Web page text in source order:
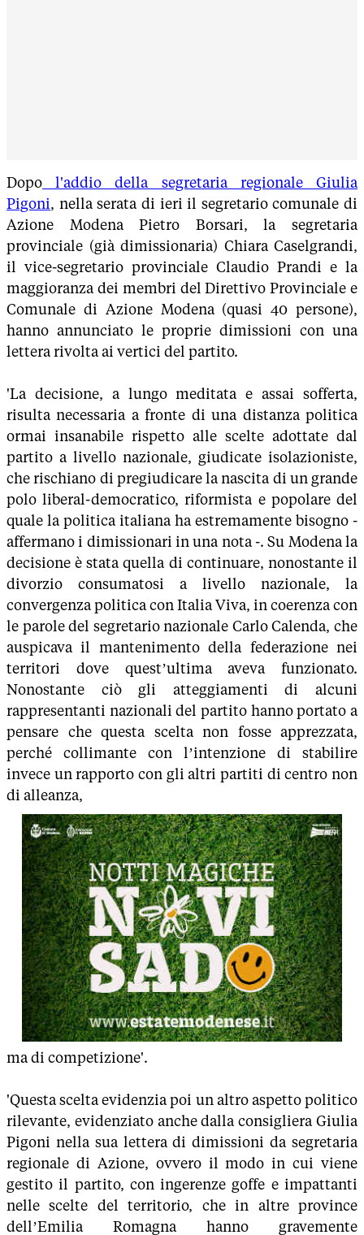
Dopo l'addio della segretaria regionale Giulia
Pigoni, nella serata di ieri il segretario comunale di
Azione Modena Pietro Borsari, la segretaria
provinciale (già dimissionaria) Chiara Caselgrandi,
il vice-segretario provinciale Claudio Prandi e la
maggioranza dei membri del Direttivo Provinciale e
Comunale di Azione Modena (quasi 40 persone),
hanno annunciato le proprie dimissioni con una
lettera rivolta ai vertici del partito.
'La decisione, a lungo meditata e assai sofferta,
risulta necessaria a fronte di una distanza politica
ormai insanabile rispetto alle scelte adottate dal
partito a livello nazionale, giudicate isolazioniste,
che rischiano di pregiudicare la nascita di un grande
polo liberal-democratico, riformista e popolare del
quale la politica italiana ha estremamente bisogno -
affermano i dimissionari in una nota -. Su Modena la
decisione è stata quella di continuare, nonostante il
divorzio consumatosi a livello nazionale, la
convergenza politica con Italia Viva, in coerenza con
le parole del segretario nazionale Carlo Calenda, che
auspicava il mantenimento della federazione nei
territori dove quest’ultima aveva funzionato.
Nonostante ciò gli atteggiamenti di alcuni
rappresentanti nazionali del partito hanno portato a
pensare che questa scelta non fosse apprezzata,
perché collimante con l’intenzione di stabilire
invece un rapporto con gli altri partiti di centro non
di alleanza,
ma di competizione'.
'Questa scelta evidenzia poi un altro aspetto politico
rilevante, evidenziato anche dalla consigliera Giulia
Pigoni nella sua lettera di dimissioni da segretaria
regionale di Azione, ovvero il modo in cui viene
gestito il partito, con ingerenze goffe e impattanti
nelle scelte del territorio, che in altre province
dell’Emilia Romagna hanno gravemente